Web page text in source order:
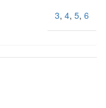
3, 4, 5, 6